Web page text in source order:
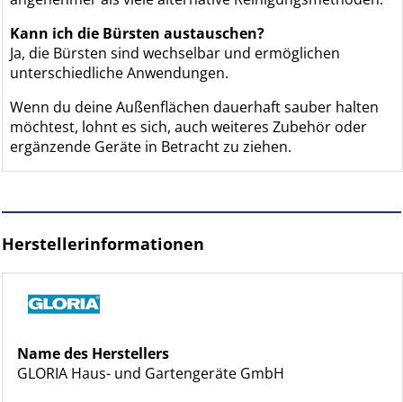
Kann ich die Bürsten austauschen?
Ja, die Bürsten sind wechselbar und ermöglichen
unterschiedliche Anwendungen.
Wenn du deine Außenflächen dauerhaft sauber halten
möchtest, lohnt es sich, auch weiteres Zubehör oder
ergänzende Geräte in Betracht zu ziehen.
Herstellerinformationen
Name des Herstellers
GLORIA Haus- und Gartengeräte GmbH